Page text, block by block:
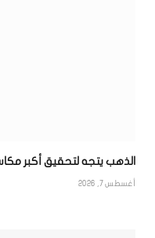
الذهب يتجه لتحقيق أكبر
أغسطس 7, 2026